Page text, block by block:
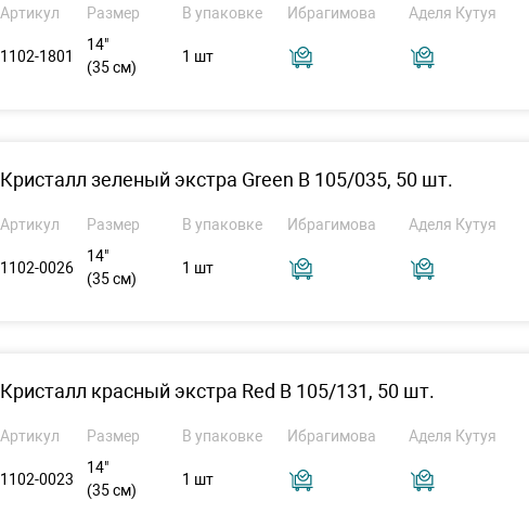
Артикул Размер В упаковке Ибрагимова Аделя Кутуя
1102-1801
14"
(35 см)
1 шт
Кристалл зеленый экстра Green В 105/035, 50 шт.
Артикул Размер В упаковке Ибрагимова Аделя Кутуя
1102-0026
14"
(35 см)
1 шт
Кристалл красный экстра Red B 105/131, 50 шт.
Артикул Размер В упаковке Ибрагимова Аделя Кутуя
1102-0023
14"
(35 см)
1 шт